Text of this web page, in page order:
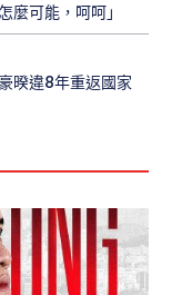
麼可能，呵呵」
暌違8年重返國家